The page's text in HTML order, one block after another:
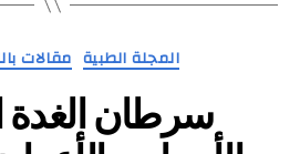
المجلة الطبية مقالات
سرطان الغدة